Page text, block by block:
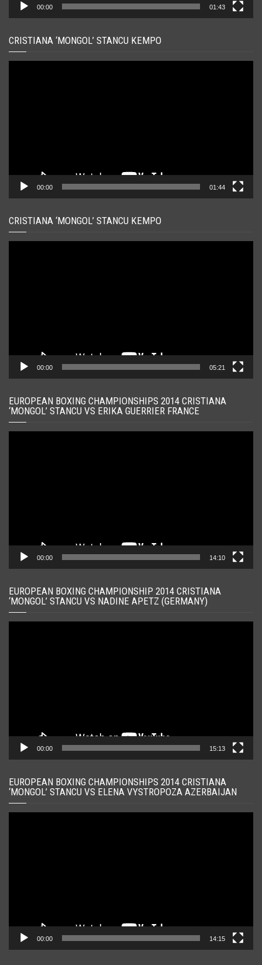
00:00 01:43
CRISTIANA ‘MONGOL’ STANCU KEMPO
00:00 01:44
CRISTIANA ‘MONGOL’ STANCU KEMPO
00:00 05:21
EUROPEAN BOXING CHAMPIONSHIPS 2014 CRISTIANA
‘MONGOL’ STANCU VS ERIKA GUERRIER FRANCE
00:00 14:10
EUROPEAN BOXING CHAMPIONSHIP 2014 CRISTIANA
‘MONGOL’ STANCU VS NADINE APETZ (GERMANY)
00:00 15:13
EUROPEAN BOXING CHAMPIONSHIPS 2014 CRISTIANA
‘MONGOL’ STANCU VS ELENA VYSTROPOZA AZERBAIJAN
00:00 14:15